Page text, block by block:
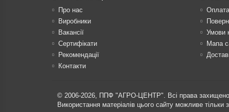
Про нас
Виробники
Вакансії
Сертифікати
Рекомендації
Контакти
Оплата
Умови
Мапа
© 2006-2026, ППФ "АГРО-ЦЕНТР". Всі права
Використання матеріалів цього сайту можливе